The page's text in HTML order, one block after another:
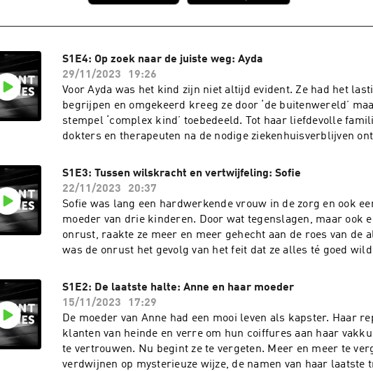
S1E4: Op zoek naar de juiste weg: Ayda
29/11/2023
19:26
Voor Ayda was het kind zijn niet altijd evident. Ze had het
begrijpen en omgekeerd kreeg ze door ‘de buitenwereld’
stempel ‘complex kind’ toebedeeld. Tot haar liefdevolle
dokters en therapeuten na de nodige ziekenhuisverblijven
haar weg in deze soms ingewikkelde wereld. In memoriam,
Presentatie en productie: Jeroen FranssensMuziek: Ben
Dries Vermeulen, Sam Feys Deze podcastreeks kwam tot
van VAF/Mediafonds en de Vlaamse Gemeenschap.See
for privacy information.
S1E3: Tussen wilskracht en vertwijfeling: Sofie
22/11/2023
20:37
Sofie was lang een hardwerkende vrouw in de zorg en ook
moeder van drie kinderen. Door wat tegenslagen, maar ook
onrust, raakte ze meer en meer gehecht aan de roes van de
was de onrust het gevolg van het feit dat ze alles té goed
probleemdrinker. En wat stiekem gebeurde, werd zichtbaar,
kinderen. Sofie zag geen andere optie meer dan zich te laten
momentopname horen we een vrouw die, met veel
om terug de juiste weg te vinden. Presentatie en productie:
FranssensMuziek: Ben VenesoenEindredactie: Dries
podcastreeks kwam tot stand met de steun van VAF/
S1E2: De laatste halte: Anne en haar moeder
15/11/2023
17:29
De moeder van Anne had een mooi leven als kapster. Haar
klanten van heinde en verre om hun coiffures aan haar
te vertrouwen. Nu begint ze te vergeten. Meer en meer te
verdwijnen op mysterieuze wijze, de namen van haar laatste